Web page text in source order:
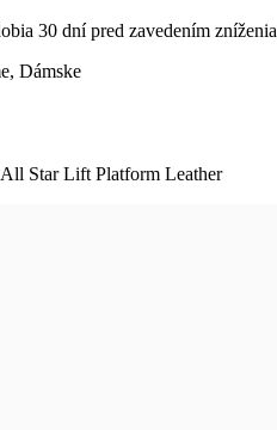
30 dní pred zavedením zníženia
, Dámske
Star Lift Platform Leather